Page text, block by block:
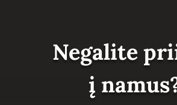
Negalite
į